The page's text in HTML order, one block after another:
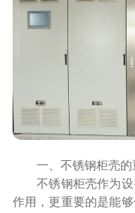
一、不锈钢柜壳的
不锈钢柜壳作为设
作用，更重要的是能